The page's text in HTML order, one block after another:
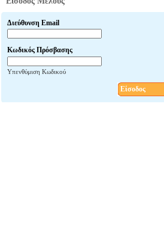
Διεύθυνση Email
Κωδικός Πρόσβασης
Υπενθύμιση Κωδικού
Είσοδος